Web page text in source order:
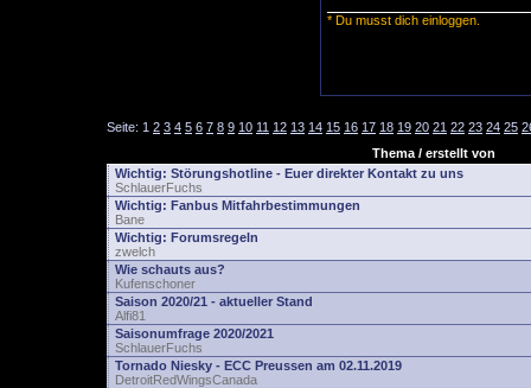
* Du musst dich einloggen.
Seite: 1 2 3 4 5 6 7 8 9 10 11 12 13 14 15 16 17 18 19 20 21 22 23 24 25
Thema / erstellt von
Wichtig: Störungshotline - Euer direkter Kontakt zu uns
SchlauerFuchs
Wichtig: Fanbus Mitfahrbestimmungen
Bane
Wichtig: Forumsregeln
zwelch
Wie schauts aus?
Kufenschoner
Saison 2020/21 - aktueller Stand
Alfi81
Saisonumfrage 2020/2021
SchlauerFuchs
Tornado Niesky - ECC Preussen am 02.11.2019
DetroitRedWingsCanada